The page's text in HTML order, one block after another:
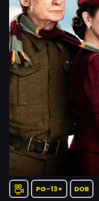
PG-13+ DOB